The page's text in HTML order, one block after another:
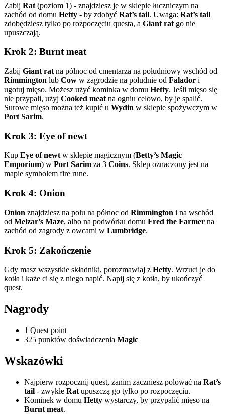
Zabij Rat (poziom 1) - znajdziesz je w sklepie łuczniczym na
zachód od domu Hetty - by zdobyć Rat’s tail. Uwaga: Rat’s tail
zdobędziesz tylko po rozpoczęciu questa, a Giant rat go nie
upuszczają.
Krok 2: Burnt meat
Zabij Giant rat na północ od cmentarza na południowy wschód od
Rimmington lub Cow w zagrodzie na południe od Falador i
ugotuj mięso. Możesz użyć kominka w domu Hetty. Jeśli mięso się
nie przypali, użyj Cooked meat na ogniu celowo, by je spalić.
Surowe mięso można też kupić u Wydin w sklepie spożywczym w
Port Sarim.
Krok 3: Eye of newt
Kup Eye of newtw sklepie magicznym (Betty’s Magic
Emporium) w Port Sarim za 3 Coins. Sklep oznaczony jest na
mapie symbolem fire rune.
Krok 4: Onion
Onion znajdziesz na polu na północ od Rimmington i na wschód
od Melzar’s Maze, albo na podwórku domu Fred the Farmer na
zachód od zagrody z owcami w Lumbridge.
Krok 5: Zakończenie
Gdy masz wszystkie składniki, porozmawiaj z Hetty. Wrzuci je do
kotła i każe ci się z niego napić. Napij się z kotła, by ukończyć
quest.
Nagrody
1 Quest point
325 punktów doświadczenia Magic
Wskazówki
Najpierw rozpocznij quest, zanim zaczniesz polować na Rat’s
tail - zwykłe Rat upuszczą go tylko po rozpoczęciu.
Kominek w domu Hetty wystarczy, by przypalić mięso na
Burnt meat.